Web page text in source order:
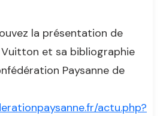
la présentation de
et sa bibliographie
Paysanne de
actu.php?